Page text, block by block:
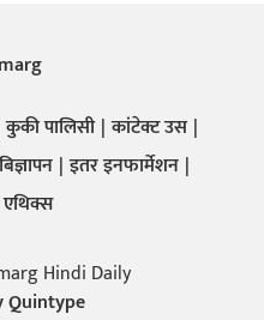
कुकी पालिसी कांटेक्ट उस
इतर इनफार्मेशन
Hindi Daily
Quintype